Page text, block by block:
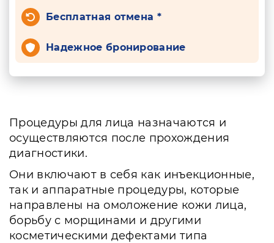
Бесплатная отмена *
Надежное бронирование
Процедуры для лица назначаются и
осуществляются после прохождения
диагностики.
Они включают в себя как инъекционные,
так и аппаратные процедуры, которые
направлены на омоложение кожи лица,
борьбу с морщинами и другими
косметическими дефектами типа